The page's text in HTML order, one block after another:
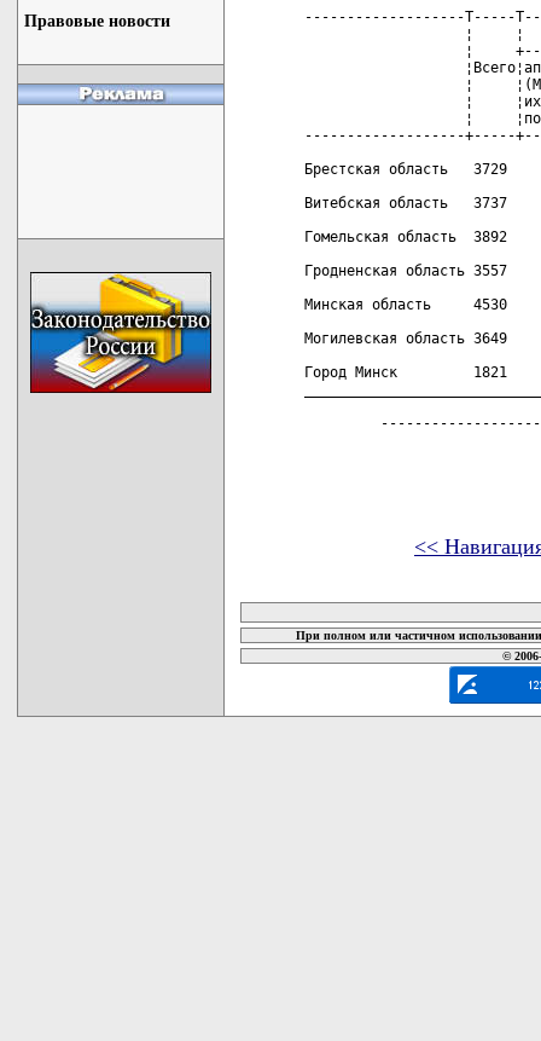
Правовые новости
-------------------T-----
¦     ¦
¦
¦
¦
¦
-------------------+-----
Брестская область
Витебская область
Гомельская область
Гродненская область
Минская область
Могилевская область
Город Минск
<<
При полном или частичном
©